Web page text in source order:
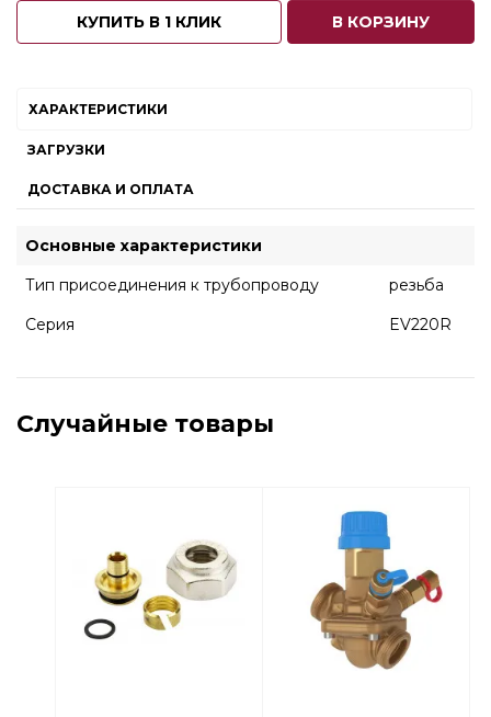
КУПИТЬ В 1 КЛИК В КОРЗИНУ
ХАРАКТЕРИСТИКИ
ЗАГРУЗКИ
ДОСТАВКА И ОПЛАТА
Основные характеристики
Тип присоединения к трубопроводу
резьба
Серия
EV220R
Случайные товары